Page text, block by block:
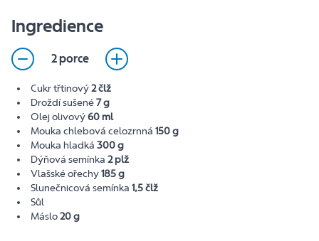
Ingredience
2 porce
Cukr třtinový2 člž
Droždí sušené7 g
Olej olivový60 ml
Mouka chlebová celozrnná 150 g
Mouka hladká 300 g
Dýňová semínka 2 plž
Vlašské ořechy185 g
Slunečnicová semínka 1,5 člž
Sůl
Máslo20 g